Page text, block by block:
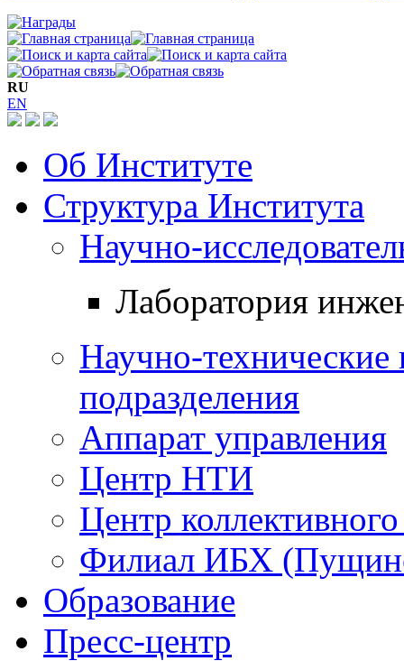
RU
EN
Об Институте
Структура Института
Научно-
Лаборатория
Научно-технические
подразделения
Аппарат управления
Центр НТИ
Центр
Филиал ИБХ
Образование
Пресс-центр